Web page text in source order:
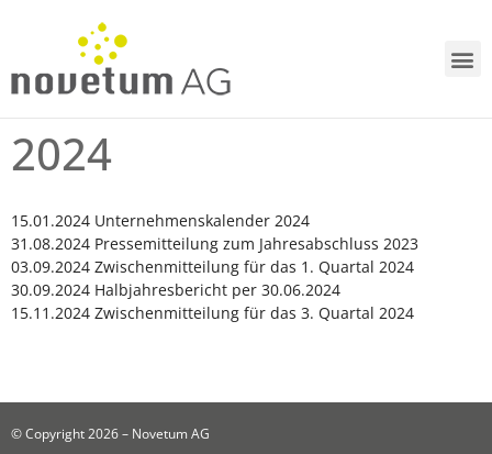
2024
15.01.2024 Unternehmenskalender 2024
31.08.2024 Pressemitteilung zum Jahresabschluss 2023
03.09.2024 Zwischenmitteilung für das 1. Quartal 2024
30.09.2024 Halbjahresbericht per 30.06.2024
15.11.2024 Zwischenmitteilung für das 3. Quartal 2024
© Copyright 2026 – Novetum AG